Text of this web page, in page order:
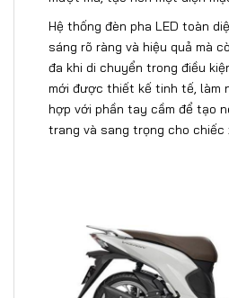
Hệ thống đèn pha LED toàn
sáng rõ ràng và hiệu quả mà
đa khi di chuyển trong điều
mới được thiết kế tinh tế, làm
hợp với phần tay cầm để tạo
trang và sang trọng cho chiếc